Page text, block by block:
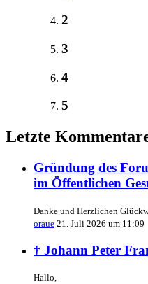
2
3
4
5
Letzte
Gründung des
im Öffentlichen
Danke und Herzlichen
oraue 21. Juli 2026 um 11:09
† Johann Peter
Hallo,